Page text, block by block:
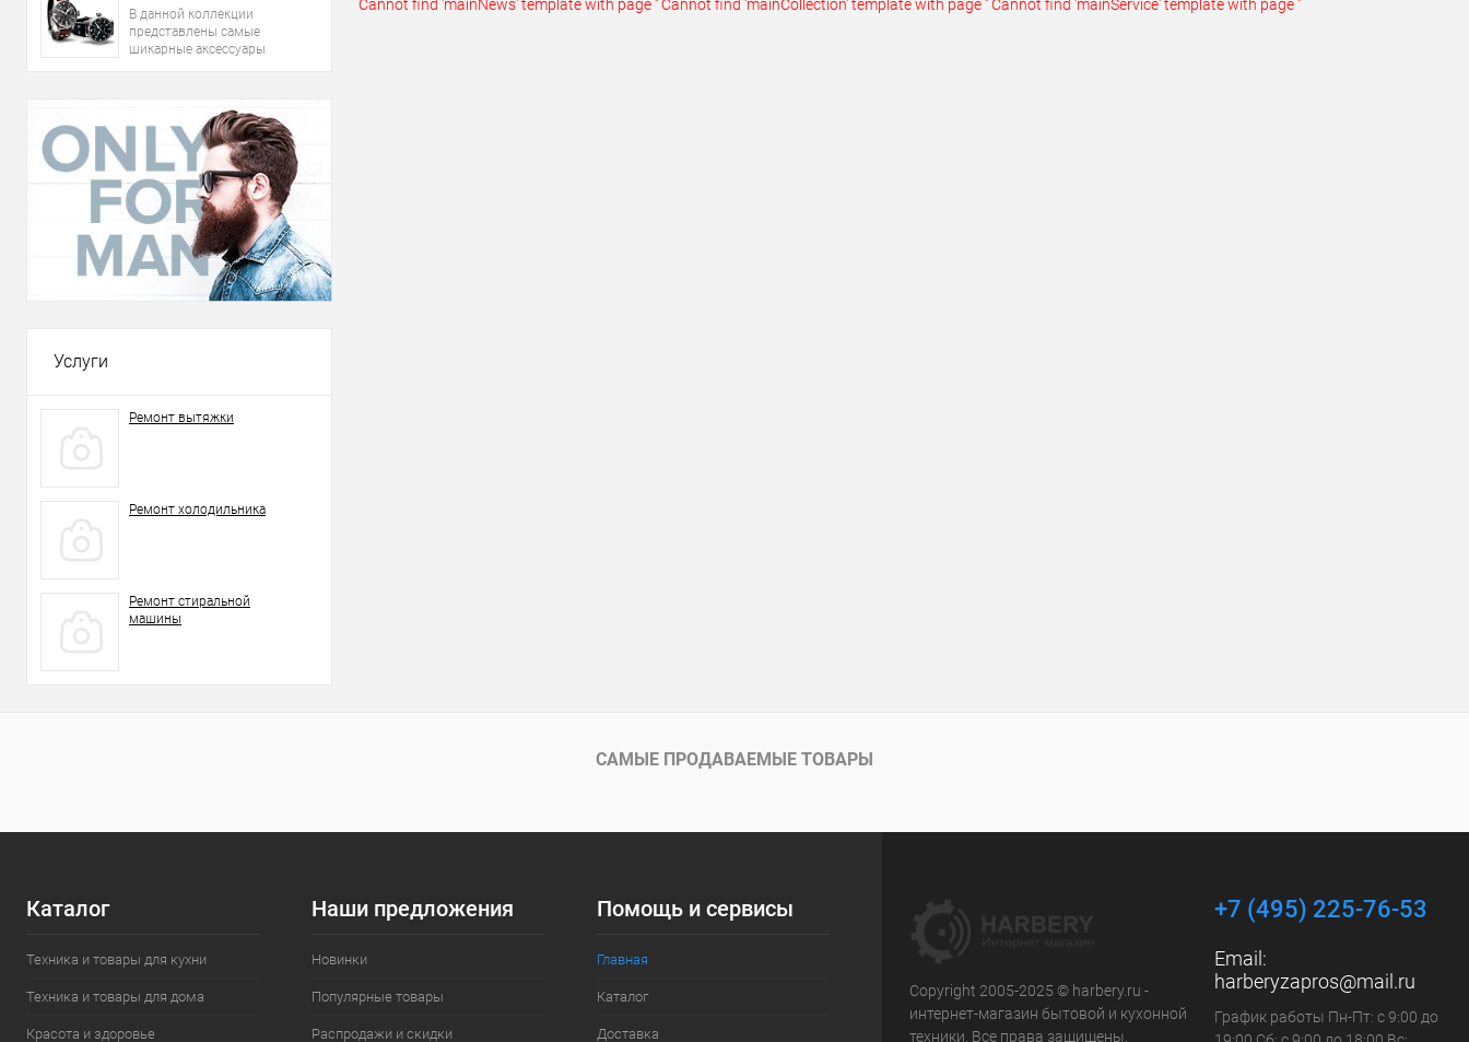
В данной коллекции
представлены самые
шикарные аксессуары
Услуги
Ремонт вытяжки
Ремонт холодильника
Ремонт стиральной
машины
Cannot find 'mainNews' template with page ''Cannot find 'mainCollection' template with page ''Cannot find 'mainService' template with page ''
САМЫЕ ПРОДАВАЕМЫЕ ТОВАРЫ
Каталог
Техника и товары для кухни
Техника и товары для дома
Красота и здоровье
Наши предложения
Новинки
Популярные товары
Распродажи и скидки
Помощь и сервисы
Главная
Каталог
Доставка
Copyright 2005-2025 © harbery.ru -
интернет-магазин бытовой и кухонной
техники. Все права защищены.
+7 (495) 225-76-53
Email:
harberyzapros@mail.ru
График работы Пн-Пт: с 9:00 до